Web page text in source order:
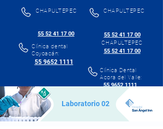
CHAPULTEPEC
55 52 41 17 00
Clínica dental
Coyoacán:
55 9652 1111
CHAPULTEPEC
55 52 41 17 00
CHAPULTEPEC
55 52 41 17 00
Clínica Dental
Acora del Valle:
55 9652 1111
Laboratorio 02